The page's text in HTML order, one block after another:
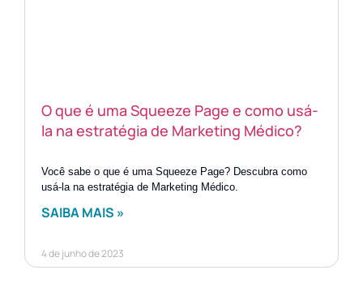
O que é uma Squeeze Page e como usá-
la na estratégia de Marketing Médico?
Você sabe o que é uma Squeeze Page? Descubra como
usá-la na estratégia de Marketing Médico.
SAIBA MAIS »
4 de junho de 2023